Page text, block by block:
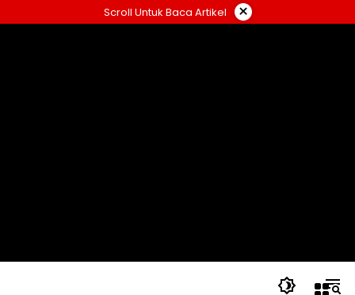
ke
Scroll Untuk Baca Artikel ×